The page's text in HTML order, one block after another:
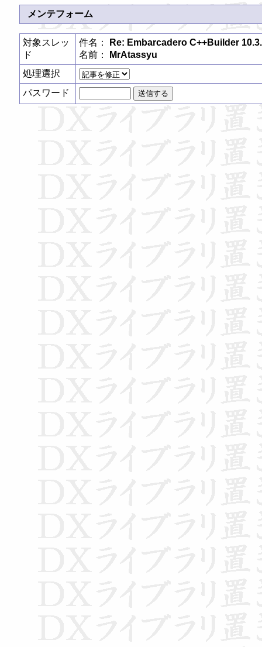
メンテフォーム
対象スレッ
ド
件名：
Re: Embarcadero C++Builder
名前：
MrAtassyu
処理選択
パスワード